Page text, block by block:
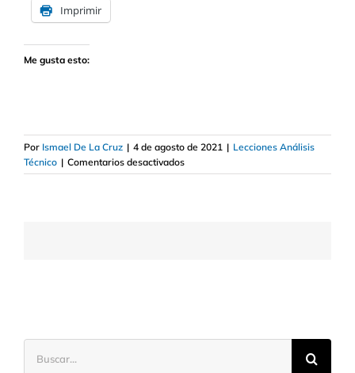
Imprimir
Me gusta esto:
Por Ismael De La Cruz | 4 de agosto de 2021 | Lecciones Análisis
Técnico | Comentarios desactivadosen
Qué